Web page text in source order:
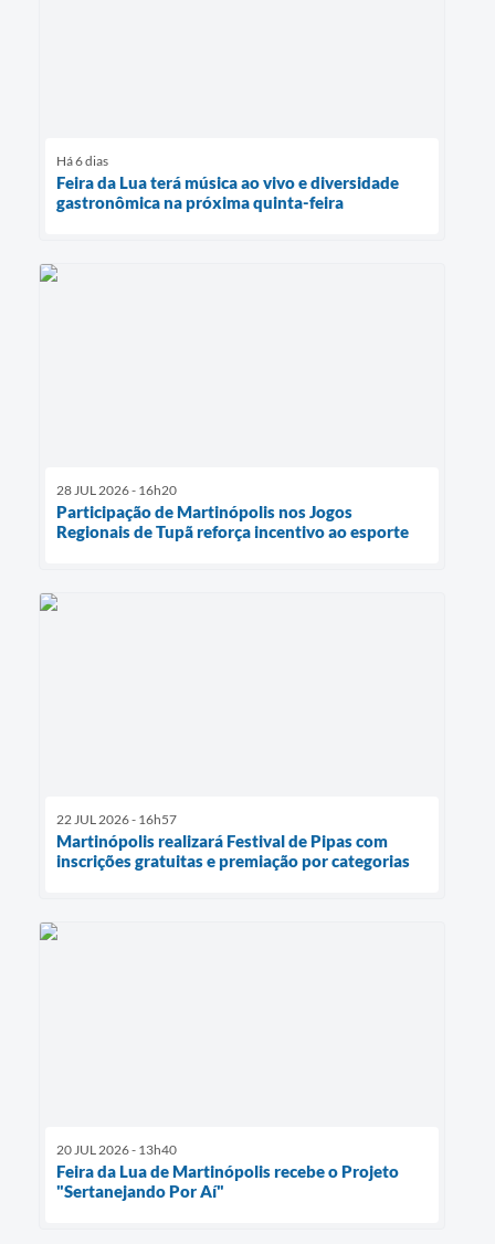
Há 6 dias
Feira da Lua terá música ao vivo e diversidade
gastronômica na próxima quinta-feira
28 JUL 2026 - 16h20
Participação de Martinópolis nos Jogos
Regionais de Tupã reforça incentivo ao esporte
22 JUL 2026 - 16h57
Martinópolis realizará Festival de Pipas com
inscrições gratuitas e premiação por categorias
20 JUL 2026 - 13h40
Feira da Lua de Martinópolis recebe o Projeto
"Sertanejando Por Aí"